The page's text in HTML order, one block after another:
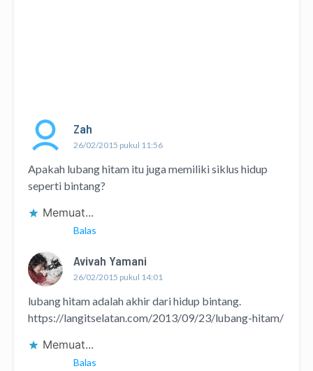
Zah
26/02/2015 pukul 11:56
Apakah lubang hitam itu juga memiliki siklus hidup
seperti bintang?
Memuat...
Balas
Avivah Yamani
26/02/2015 pukul 14:01
lubang hitam adalah akhir dari hidup bintang.
https://langitselatan.com/2013/09/23/lubang-hitam/
Memuat...
Balas